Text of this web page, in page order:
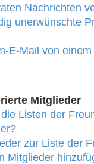
Nachrichten
unerwünschte
E-Mail von
Mitglieder
Listen der
zur Liste der
Mitglieder